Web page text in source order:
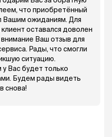
что приобретённый
Вашим ожиданиям. Для
оставался доволен
Ваш отзыв для
Рады, что смогли
ситуацию.
Вас будет только
Будем рады видеть
снова!